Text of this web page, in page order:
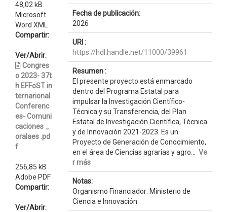
48,02 kB
Microsoft
Word XML
Compartir:
Ver/Abrir:
Congres
o 2023- 37t
h EFFoST in
ternarional
Conferenc
es- Comuni
caciones _
oralaes .pd
f
256,85 kB
Adobe PDF
Compartir:
Ver/Abrir:
Fecha de publicación:
2026
URI :
https://hdl.handle.net/11000/39961
Resumen :
El presente proyecto está enmarcado
dentro del Programa Estatal para
impulsar la Investigación Científico-
Técnica y su Transferencia, del Plan
Estatal de Investigación Científica, Técnica
y de Innovación 2021-2023. Es un
Proyecto de Generación de Conocimiento,
en el área de Ciencias agrarias y agro... Ve
r más
Notas:
Organismo Financiador: Ministerio de
Ciencia e Innovación